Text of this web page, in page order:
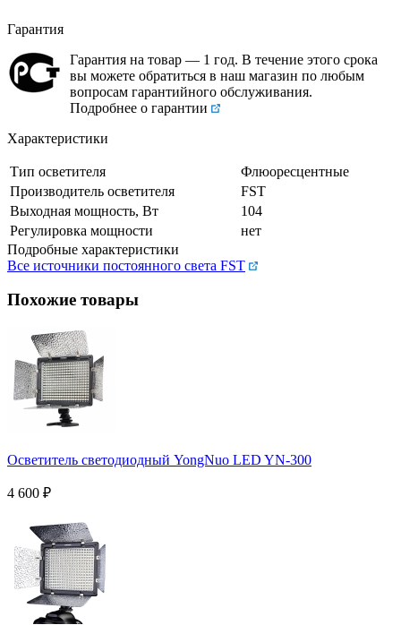
Гарантия
Гарантия на товар — 1 год. В течение этого срока
вы можете обратиться в наш магазин по любым
вопросам гарантийного обслуживания.
Подробнее о гарантии
Характеристики
Тип осветителя
Флюоресцентные
Производитель осветителя
FST
Выходная мощность, Вт
104
Регулировка мощности
нет
Подробные характеристики
Все источники постоянного света FST
Похожие товары
Осветитель светодиодный YongNuo LED YN-300
4 600 ₽